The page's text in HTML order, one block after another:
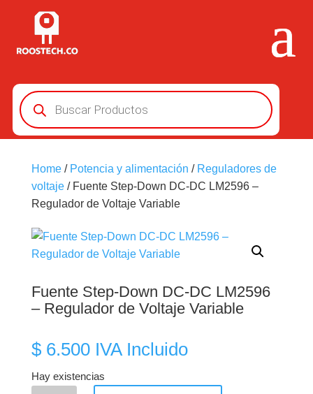
Búsqueda
de
productos
Home/ Potencia y alimentación / Reguladores de
voltaje/ Fuente Step-Down DC-DC LM2596 –
Regulador de Voltaje Variable
Fuente Step-Down DC-DC LM2596
– Regulador de Voltaje Variable
$6.500 IVA Incluido
Hay existencias